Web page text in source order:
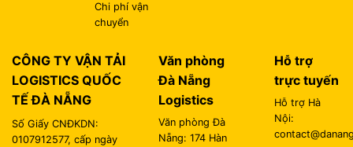
Chi phí vận
chuyển
CÔNG TY VẬN TẢI
LOGISTICS QUỐC
TẾ ĐÀ NẴNG
Số Giấy CNĐKDN:
0107912577, cấp ngày
Văn phòng
Đà Nẵng
Logistics
Văn phòng Đà
Nẵng: 174 Hàn
Hỗ trợ
trực tuyến
Hỗ trợ Hà
Nội: